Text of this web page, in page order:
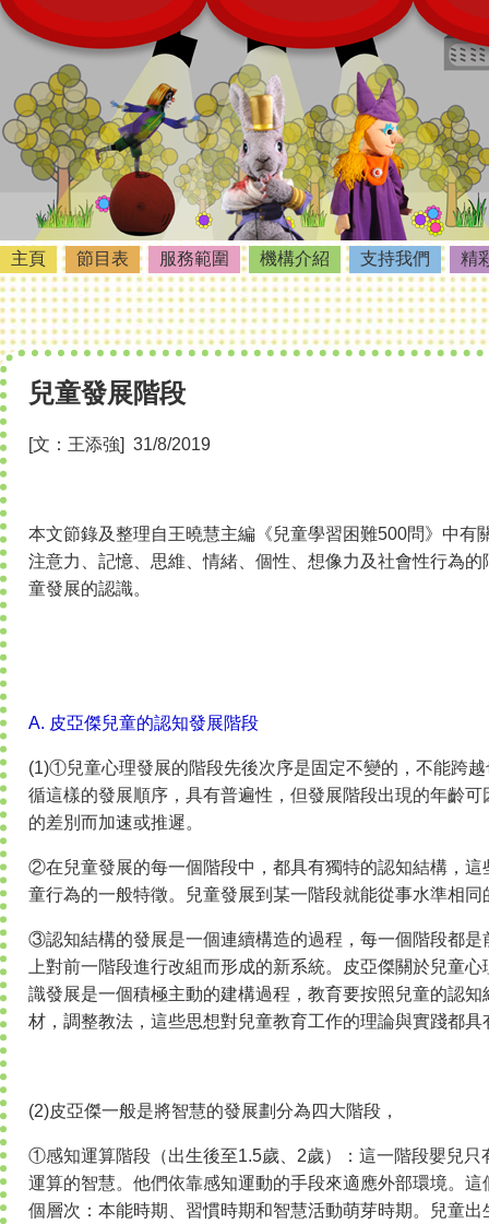
主頁 節目表 服務範圍 機構介紹 支持我們 精
兒童發展階段
[文：王添強] 31/8/2019
本文節錄及整理自王曉慧主編《兒童學習困難500問》中有
注意力、記憶、思維、情緒、個性、想像力及社會性行為
童發展的認識。
A. 皮亞傑兒童的認知發展階段
(1)①兒童心理發展的階段先後次序是固定不變的，不能跨
循這樣的發展順序，具有普遍性，但發展階段出現的年齡
的差別而加速或推遲。
②在兒童發展的每一個階段中，都具有獨特的認知結構，這
童行為的一般特徵。兒童發展到某一階段就能從事水準相同
③認知結構的發展是一個連續構造的過程，每一個階段都是
上對前一階段進行改組而形成的新系統。皮亞傑關於兒童
識發展是一個積極主動的建構過程，教育要按照兒童的認
材，調整教法，這些思想對兒童教育工作的理論與實踐都具
(2)皮亞傑一般是將智慧的發展劃分為四大階段，
①感知運算階段（出生後至1.5歲、2歲）：這一階段嬰兒只
運算的智慧。他們依靠感知運動的手段來適應外部環境。
個層次：本能時期、習慣時期和智慧活動萌芽時期。兒童